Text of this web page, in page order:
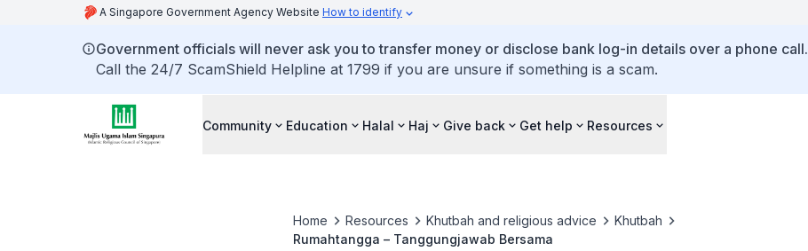
A Singapore Government Agency Website How to identify
Government officials will never ask you to transfer money or disclose bank log-in details over a phone call.
Call the 24/7 ScamShield Helpline at 1799 if you are unsure if something is a scam.
Community Education Halal Haj Give back Get help Resources
Home Resources Khutbah and religious advice
Khutbah
Rumahtangga – Tanggungjawab Bersama